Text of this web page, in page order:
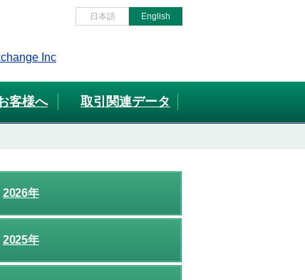
日本語 English
客様へ 取引関連データ
2026年
2025年